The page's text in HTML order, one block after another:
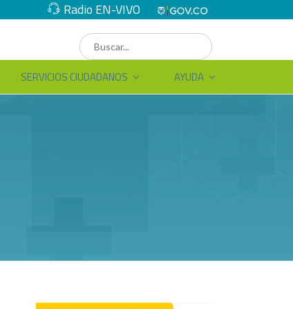
Radio EN-VIVO
SERVICIOS CIUDADANOS AYUDA